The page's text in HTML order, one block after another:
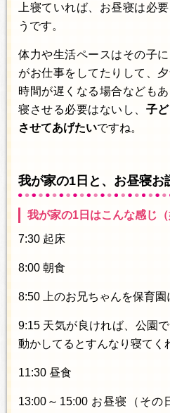
上寝ていれば、お昼寝は必
うです。
体力や生活ペースはその子
がお仕事をしてたりして、
時間が遅くなる場合なども
寝させる必要はないし、 子
させてあげたいですね。
我が家の1日と、お昼寝お
我が家の1日はこんな感じ（
7:30 起床
8:00 朝食
8:50 上のお兄ちゃんを保育園
9:15 天気が良ければ、公園
動かしてるとすんなり寝てく
11:30 昼食
13:00～15:00 お昼寝（そ